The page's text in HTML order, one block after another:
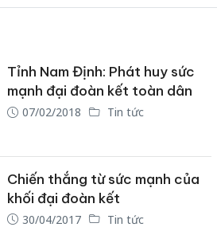
Tỉnh Nam Định: Phát huy sức
mạnh đại đoàn kết toàn dân
07/02/2018 Tin tức
Chiến thắng từ sức mạnh của
khối đại đoàn kết
30/04/2017 Tin tức